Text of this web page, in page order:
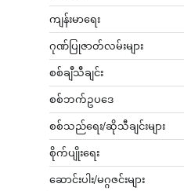
ကျန်းမာရေး
ဂုဏ်ပြုဇာတ်လမ်းများ
စစ်ချီသီချင်း
စစ်ဘက်ဥပဒေ
စစ်သည်ရေး/ဆိုသီချင်းများ
စိုက်ပျိုးရေး
ဆောင်းပါး/မဂ္ဂဇင်းများ